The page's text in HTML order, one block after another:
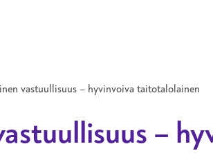
vastuullisuus – hyvinvoiva taitotalolainen
–